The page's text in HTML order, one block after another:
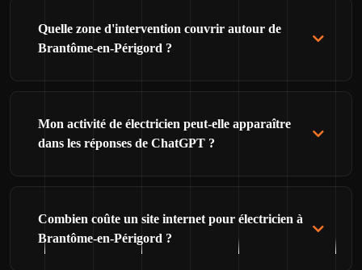
Quelle zone d'intervention couvrir autour de
Brantôme-en-Périgord ?
Mon activité de électricien peut-elle apparaître
dans les réponses de ChatGPT ?
Combien coûte un site internet pour électricien à
Brantôme-en-Périgord ?